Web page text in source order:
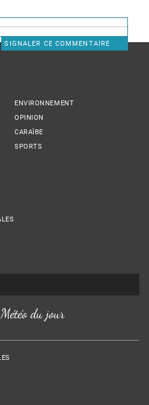
SIGNALER CE COMMENTAIRE
ENVIRONNEMENT
OPINION
CARAÏBE
SPORTS
Météo du jour